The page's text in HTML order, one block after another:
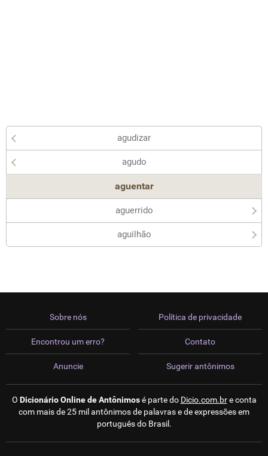
agudizar
agudo
aguentar
aguerrido
aguilhão
Sobre nós
Encontrou um erro?
Anuncie
Política de privacidade
Contato
Sugerir antônimos
O Dicionário Online de Antônimosé parte do Dicio.com.bre conta
com mais de 25 mil antônimos de palavras e de expressões em
português do Brasil.